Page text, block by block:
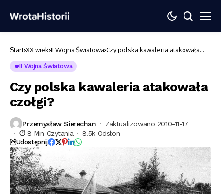
Start XX wiek II Wojna Światowa Czy polska kawaleria atakowała
II Wojna Światowa
Czy polska kawaleria atakowała
czołgi?
Przemysław Sierechan
Zaktualizowano 2010-11-17
8 Min Czytania
8.5k Odsłon
Udostępnij